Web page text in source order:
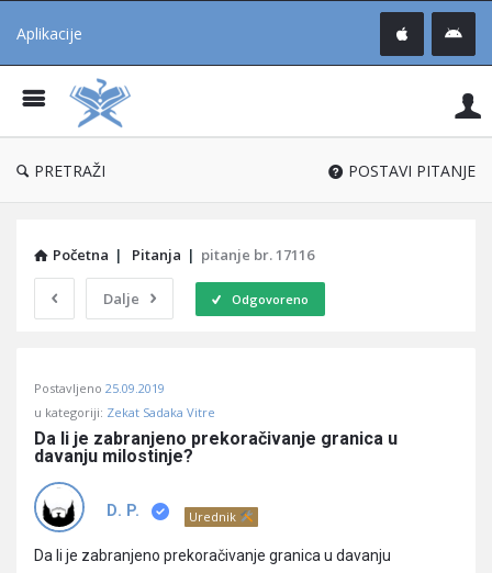
Aplikacije
®
PRETRAŽI POSTAVI PITANJE
Početna | Pitanja | pitanje br. 17116
Dalje Odgovoreno
Učene
Latest
Pitanja
Postavljeno 25.09.2019
u kategoriji: Zekat Sadaka Vitre
Da li je zabranjeno prekoračivanje granica u
davanju milostinje?
D. P. Urednik
Da li je zabranjeno prekoračivanje granica u davanju